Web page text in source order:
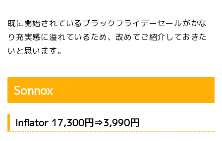
既に開始されているブラックフライデーセールがかな
り充実感に溢れているため、改めてご紹介しておきた
いと思います。
Sonnox
Inflator 17,300円⇒3,990円